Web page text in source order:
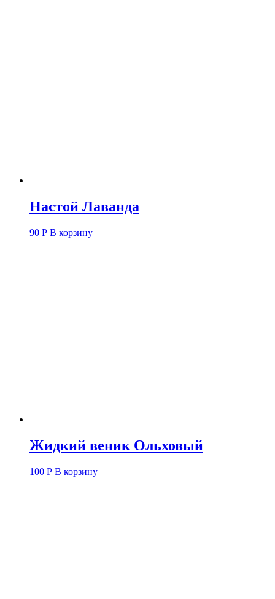
Настой Лаванда
90 Р В корзину
Жидкий веник Ольховый
100 Р В корзину